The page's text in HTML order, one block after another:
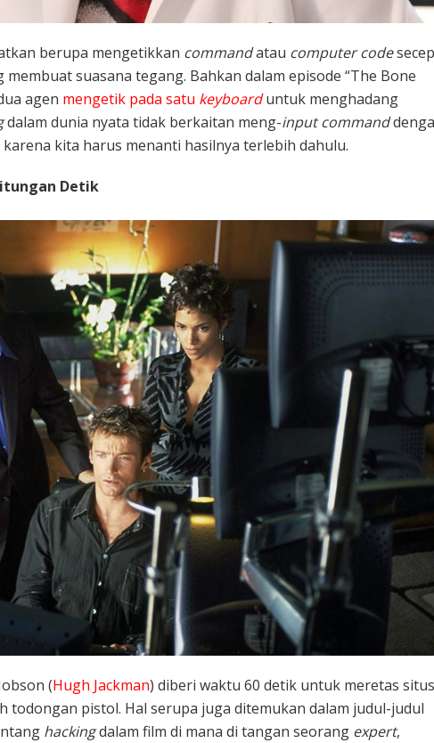
berupa mengetikkan commandatau computer code
suasana tegang. Bahkan dalam episode “The Bone
agen mengetik pada satu keyboarduntuk menghadang
dalam dunia nyata tidak berkaitan meng-input command
kita harus menanti hasilnya terlebih dahulu.
Detik
(Hugh Jackman) diberi waktu 60 detik untuk meretas situs
todongan pistol. Hal serupa juga ditemukan dalam judul-judul
hackingdalam film di mana di tangan seorang expert,